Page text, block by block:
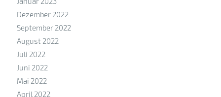
Dezember 2022
September 2022
August 2022
Juli 2022
Juni 2022
Mai 2022
April 2022